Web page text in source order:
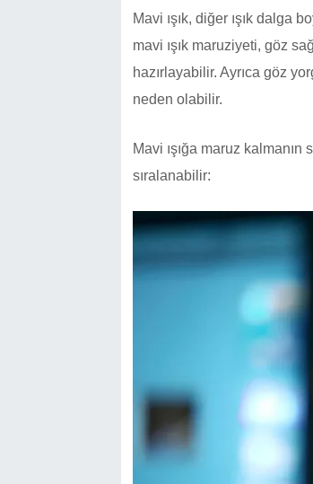
Mavi ışık, diğer ışık dalga
mavi ışık maruziyeti, göz
hazırlayabilir. Ayrıca göz
neden olabilir.
Mavi ışığa maruz
sıralanabilir: